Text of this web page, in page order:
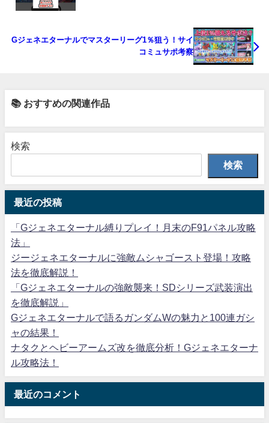
Gジェネエターナルでマスターリーグ1％狙う！サイ
コミュサポ考察
📚 おすすめの関連作品
検索
検索
最近の投稿
「Gジェネエターナル縛りプレイ！月末のF91パネル攻略
法」
ジージェネエターナルに強敵ムシャゴースト登場！攻略
法を徹底解説！
「Gジェネエターナルの強敵襲来！SDシリーズ武装演出
を徹底解説」
Gジェネエターナルで語るガンダムWの魅力と100連ガシ
ャの結果！
ナタクとヘビーアームズ改を徹底分析！Gジェネエターナ
ル攻略法！
最近のコメント